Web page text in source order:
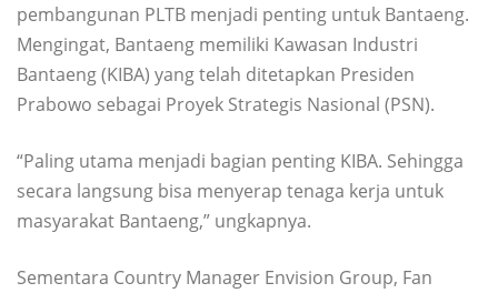
pembangunan PLTB menjadi penting untuk Bantaeng.
Mengingat, Bantaeng memiliki Kawasan Industri
Bantaeng (KIBA) yang telah ditetapkan Presiden
Prabowo sebagai Proyek Strategis Nasional (PSN).
“Paling utama menjadi bagian penting KIBA. Sehingga
secara langsung bisa menyerap tenaga kerja untuk
masyarakat Bantaeng,” ungkapnya.
Sementara Country Manager Envision Group, Fan